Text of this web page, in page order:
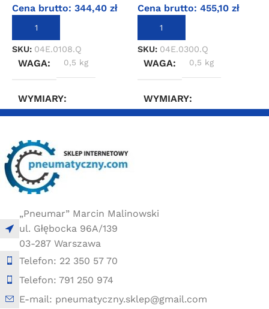
Cena brutto: 344,40 zł
DODAJ DO KOSZYKA
SKU: 04E.0108.Q
WAGA 0,5 kg
WYMIARY
Cena brutto: 455,10 zł
DODAJ DO KOSZYKA
SKU: 04E.0300.Q
WAGA 0,5 kg
WYMIARY
„Pneumar” Marcin Malinowski
ul. Głębocka 96A/139
03-287 Warszawa
Telefon: 22 350 57 70
Telefon: 791 250 974
E-mail: pneumatyczny.sklep@gmail.com